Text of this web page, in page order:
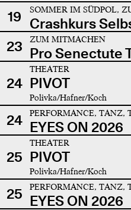
19 SOMMER IM SÜDPOL,
Crashkurs
23
ZUM MITMACHEN
Pro Senectute
24
THEATER
PIVOT
Polivka/Hafner/Koch
24 PERFORMANCE, TANZ,
EYES ON 2026
25
THEATER
PIVOT
Polivka/Hafner/Koch
25 PERFORMANCE, TANZ,
EYES ON 2026